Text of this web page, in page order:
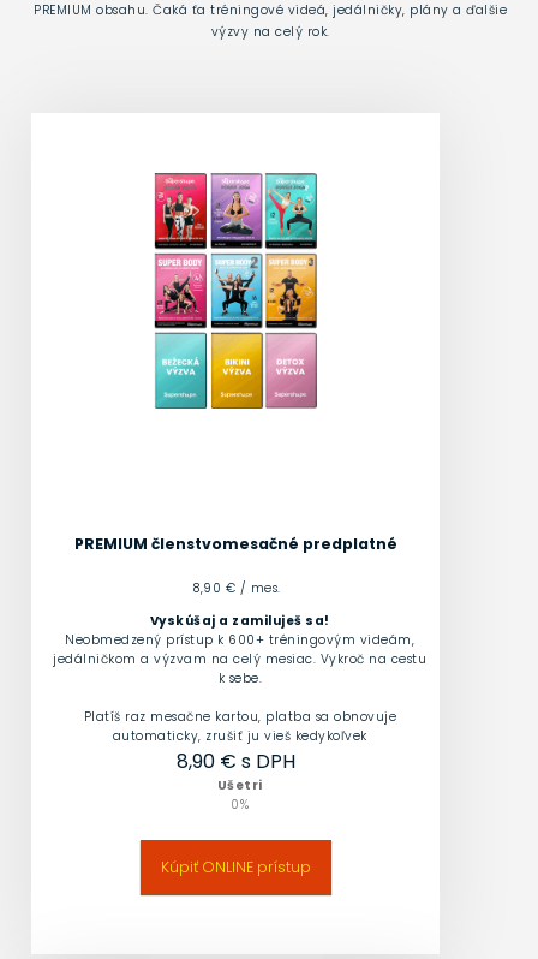
PREMIUM obsahu. Čaká ťa tréningové videá, jedálničky, plány a ďalšie
výzvy na celý rok.
PREMIUM členstvomesačné predplatné
8,90 € / mes.
Vyskúšaj a zamiluješ sa!
Neobmedzený prístup k 600+ tréningovým videám,
jedálničkom a výzvam na celý mesiac. Vykroč na cestu
k sebe.
Platíš raz mesačne kartou, platba sa obnovuje
automaticky, zrušiť ju vieš kedykoľvek
8,90€ s DPH
Ušetri
0%
Kúpiť ONLINE prístup